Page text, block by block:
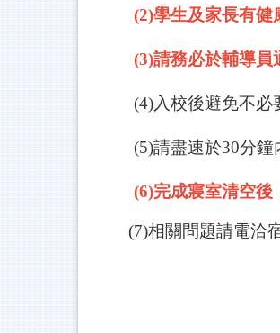
(2)學生及家長有健
(3)請務必於輔導員
(4)入校後避免不必
(5)請盡速於30分鐘
(6)完成寢室清空後
(7)相關問題請電洽